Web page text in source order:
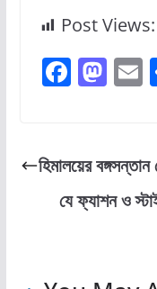
Post Views:
F
e
b
o
M
o
d
o
l
হিমালয়ের বঙ্গসন্তান
যে ফ্যাশন ও